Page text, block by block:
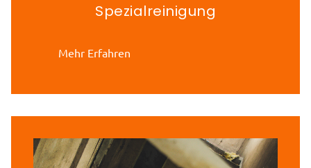
Spezialreinigung
Mehr Erfahren